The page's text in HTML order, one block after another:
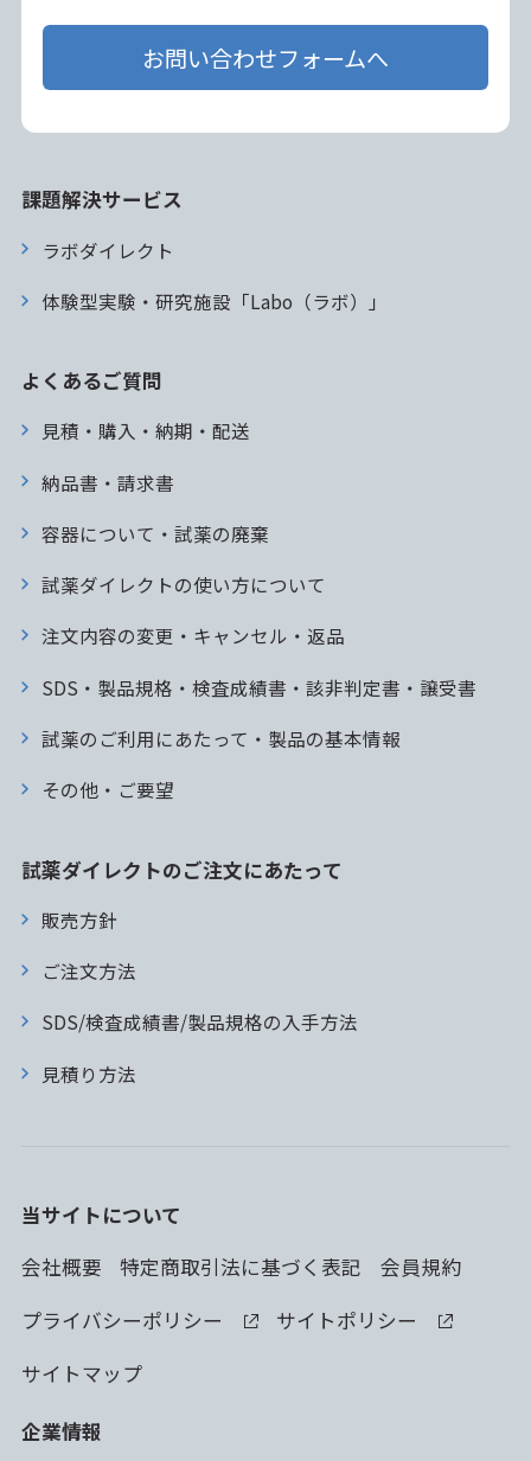
お問い合わせフォームへ
課題解決サービス
ラボダイレクト
体験型実験・研究施設「Labo（ラボ）」
よくあるご質問
見積・購入・納期・配送
納品書・請求書
容器について・試薬の廃棄
試薬ダイレクトの使い方について
注文内容の変更・キャンセル・返品
SDS・製品規格・検査成績書・該非判定書・譲受書
試薬のご利用にあたって・製品の基本情報
その他・ご要望
試薬ダイレクトのご注文にあたって
販売方針
ご注文方法
SDS/検査成績書/製品規格の入手方法
見積り方法
当サイトについて
会社概要
特定商取引法に基づく表記
会員規約
プライバシーポリシー
サイトポリシー
サイトマップ
企業情報